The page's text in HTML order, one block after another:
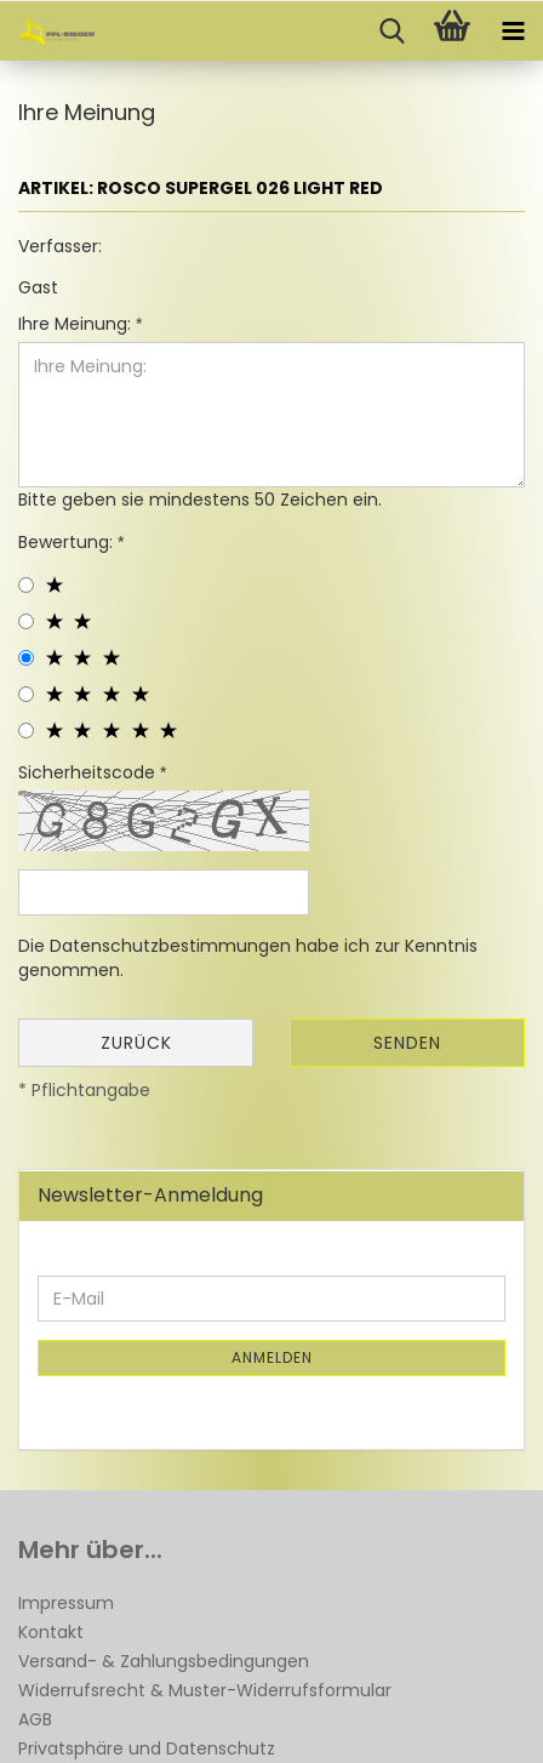
Ihre Meinung
ARTIKEL: ROSCO SUPERGEL 026 LIGHT RED
Verfasser:
Gast
Ihre Meinung:
Bitte geben sie mindestens 50 Zeichen ein.
Bewertung:
Sicherheitscode
Die Datenschutzbestimmungen habe ich zur Kenntnis
genommen.
ZURÜCK
SENDEN
* Pflichtangabe
Newsletter-Anmeldung
WEITER
ZUR
NEWSLETTER-
E-
Mail
ANMELDEN
Mehr über...
Impressum
Kontakt
Versand- & Zahlungsbedingungen
Widerrufsrecht & Muster-Widerrufsformular
AGB
Privatsphäre und Datenschutz